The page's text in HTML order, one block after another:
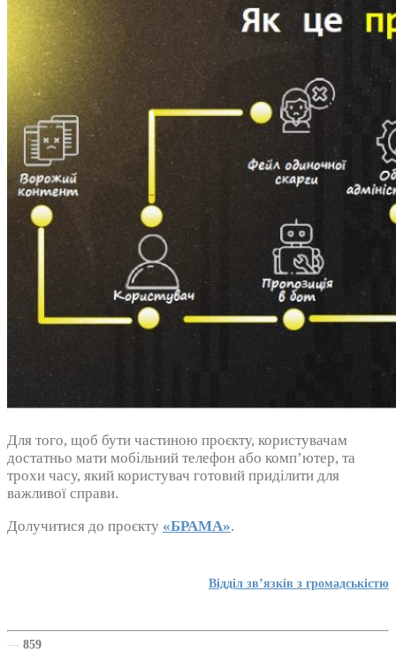
Для того, щоб бути частиною проєкту, користувачам
достатньо мати мобільний телефон або компʼютер, та
трохи часу, який користувач готовий приділити для
важливої справи.
Долучитися до проєкту «БРАМА».
Відділ зв’язків з громадськістю
— 859